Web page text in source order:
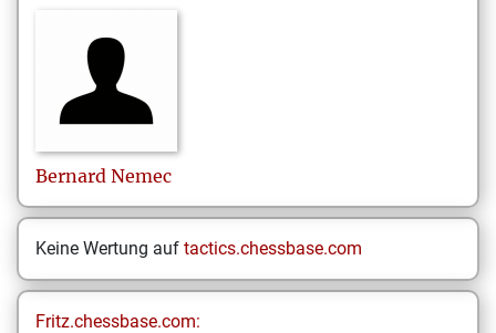
Bernard Nemec
Keine Wertung auf tactics.chessbase.com
Fritz.chessbase.com: